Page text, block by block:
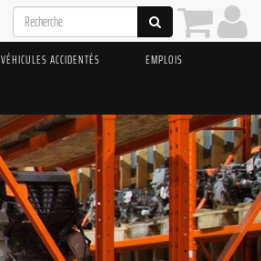
VÉHICULES ACCIDENTÉS
EMPLOIS